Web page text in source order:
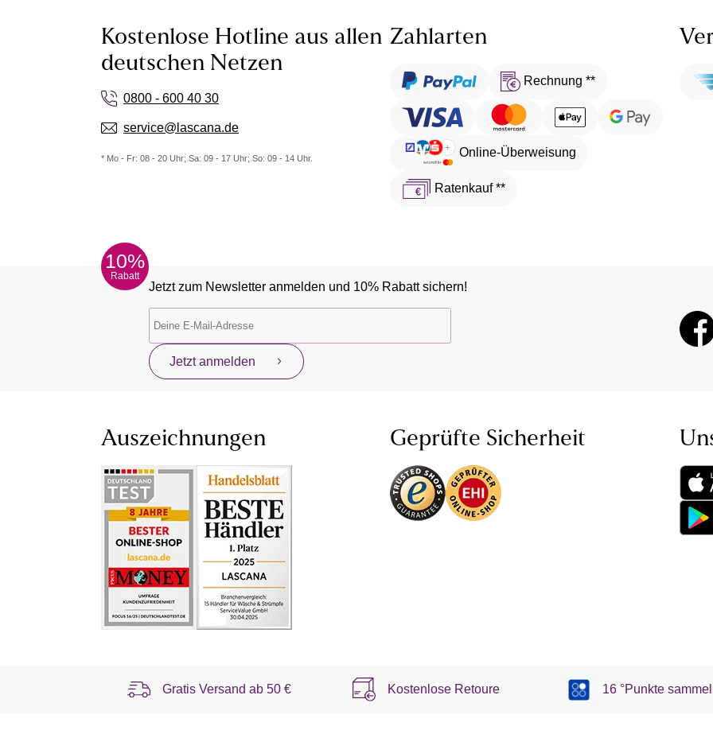
Kostenlose Hotline aus allen
deutschen Netzen
0800 - 600 40 30
service@lascana.de
* Mo - Fr: 08 - 20 Uhr; Sa: 09 - 17 Uhr; So: 09 - 14 Uhr.
Zahlarten
Rechnung **
Online-Überweisung
Ratenkauf **
10%
Rabatt
Jetzt zum Newsletter anmelden und 10% Rabatt sichern!
Jetzt anmelden
Auszeichnungen Geprüfte Sicherheit
Gratis Versand ab50 € Kostenlose Retoure 16 °Punkte